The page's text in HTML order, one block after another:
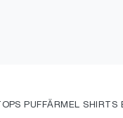
PUFFÄRMEL SHIRTS